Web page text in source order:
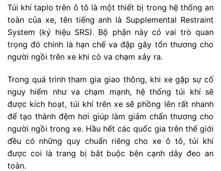
Túi khí taplo trên ô tô là một thiết bị trong hệ thống an
toàn của xe, tên tiếng anh là Supplemental Restraint
System (ký hiệu SRS). Bộ phận này có vai trò quan
trọng đó chính là hạn chế va đập gây tổn thương cho
người ngồi trên xe khi có va chạm xảy ra.
Trong quá trình tham gia giao thông, khi xe gặp sự cố
nguy hiểm như va chạm mạnh, hệ thống túi khí sẽ
được kích hoạt, túi khí trên xe sẽ phồng lên rất nhanh
để tạo thành đệm hơi giúp làm giảm chấn thương cho
người ngồi trong xe. Hầu hết các quốc gia trên thế giới
đều có những quy chuẩn riêng cho xe ô tô, túi khí
được coi là trang bị bắt buộc bên cạnh dây đeo an
toàn.